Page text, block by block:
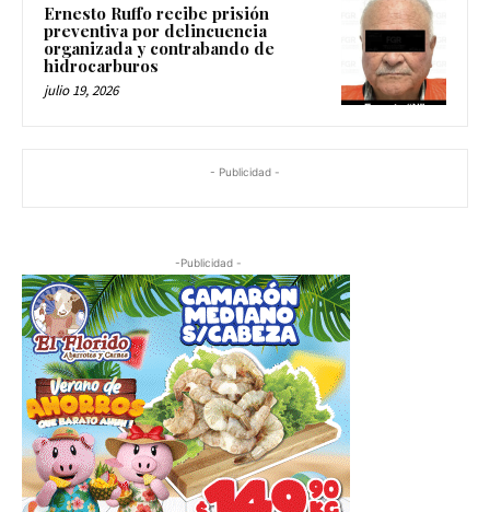
Ernesto Ruffo recibe prisión
preventiva por delincuencia
organizada y contrabando de
hidrocarburos
julio 19, 2026
- Publicidad -
-Publicidad -